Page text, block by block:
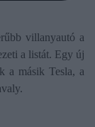
villanyautó a
a listát. Egy új
a másik Tesla, a